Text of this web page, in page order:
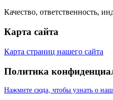
Качество, ответственность,
Карта сайта
Карта страниц нашего сайта
Политика
Нажмите сюда, чтобы узнать о